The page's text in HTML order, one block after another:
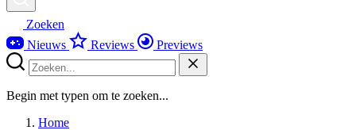
Zoeken
Nieuws
Reviews Previews
Begin met typen om te zoeken...
Home